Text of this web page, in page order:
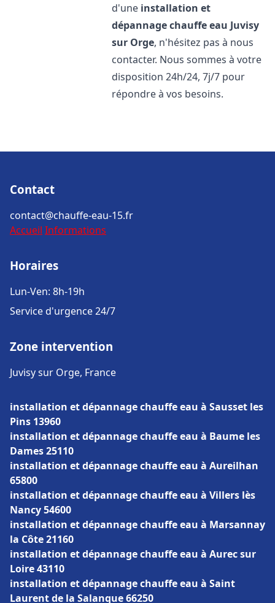
d'une installation et
dépannage chauffe eau Juvisy
sur Orge, n'hésitez pas à nous
contacter. Nous sommes à votre
disposition 24h/24, 7j/7 pour
répondre à vos besoins.
Contact
contact@chauffe-eau-15.fr
Accueil Informations
Horaires
Lun-Ven: 8h-19h
Service d'urgence 24/7
Zone intervention
Juvisy sur Orge, France
installation et dépannage chauffe eau à Sausset les
Pins 13960
installation et dépannage chauffe eau à Baume les
Dames 25110
installation et dépannage chauffe eau à Aureilhan
65800
installation et dépannage chauffe eau à Villers lès
Nancy 54600
installation et dépannage chauffe eau à Marsannay
la Côte 21160
installation et dépannage chauffe eau à Aurec sur
Loire 43110
installation et dépannage chauffe eau à Saint
Laurent de la Salanque 66250